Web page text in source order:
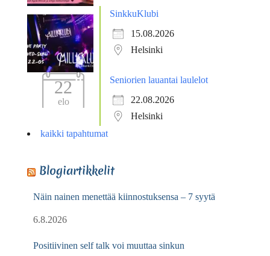
SinkkuKlubi
15.08.2026
Helsinki
22
elo
Seniorien lauantai laulelot
22.08.2026
Helsinki
kaikki tapahtumat
Blogiartikkelit
Näin nainen menettää kiinnostuksensa – 7 syytä
6.8.2026
Positiivinen self talk voi muuttaa sinkun